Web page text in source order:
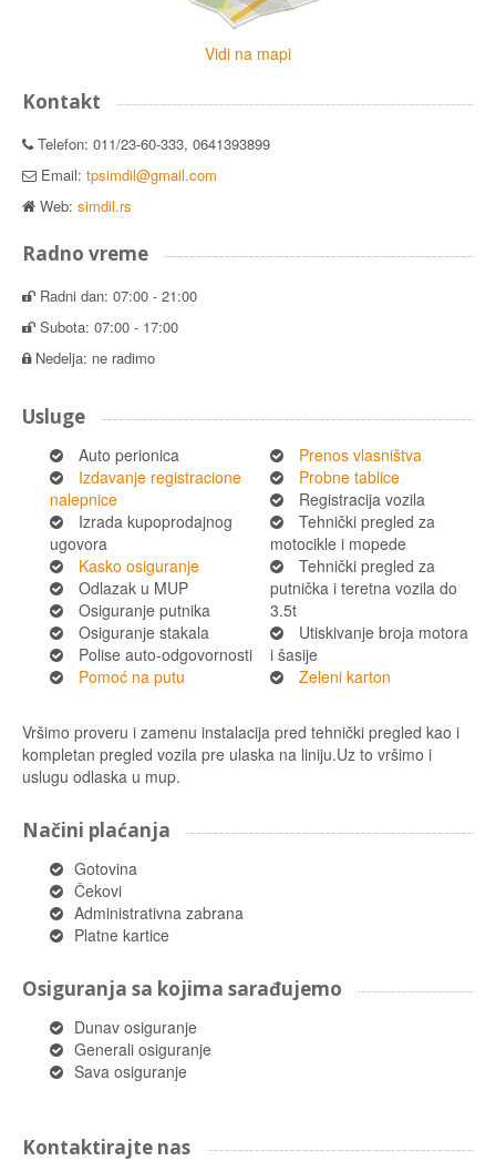
Vidi na mapi
Kontakt
Telefon: 011/23-60-333, 0641393899
Email: tpsimdil@gmail.com
Web: simdil.rs
Radno vreme
Radni dan: 07:00 - 21:00
Subota: 07:00 - 17:00
Nedelja: ne radimo
Usluge
Auto perionica
Izdavanje registracione
nalepnice
Izrada kupoprodajnog
ugovora
Kasko osiguranje
Odlazak u MUP
Osiguranje putnika
Osiguranje stakala
Polise auto-odgovornosti
Pomoć na putu
Prenos vlasništva
Probne tablice
Registracija vozila
Tehnički pregled za
motocikle i mopede
Tehnički pregled za
putnička i teretna vozila do
3.5t
Utiskivanje broja motora
i šasije
Zeleni karton
Vršimo proveru i zamenu instalacija pred tehnički pregled kao i
kompletan pregled vozila pre ulaska na liniju.Uz to vršimo i
uslugu odlaska u mup.
Načini plaćanja
Gotovina
Čekovi
Administrativna zabrana
Platne kartice
Osiguranja sa kojima sarađujemo
Dunav osiguranje
Generali osiguranje
Sava osiguranje
Kontaktirajte nas